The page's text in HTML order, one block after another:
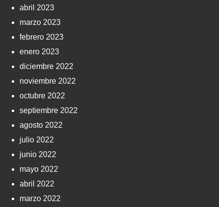
abril 2023
marzo 2023
febrero 2023
enero 2023
diciembre 2022
noviembre 2022
octubre 2022
septiembre 2022
agosto 2022
julio 2022
junio 2022
mayo 2022
abril 2022
marzo 2022